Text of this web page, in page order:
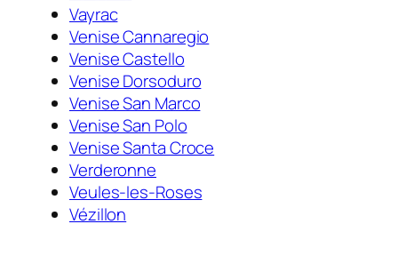
Vayrac
Venise Cannaregio
Venise Castello
Venise Dorsoduro
Venise San Marco
Venise San Polo
Venise Santa Croce
Verderonne
Veules-les-Roses
Vézillon